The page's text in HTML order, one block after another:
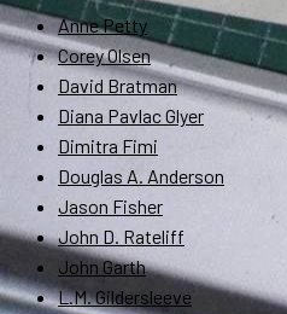
Anne Petty
Corey Olsen
David Bratman
Diana Pavlac Glyer
Dimitra Fimi
Douglas A. Anderson
Jason Fisher
John D. Rateliff
John Garth
L.M. Gildersleeve